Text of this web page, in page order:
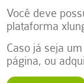
Você deve
plataforma
Caso já seja
página, ou